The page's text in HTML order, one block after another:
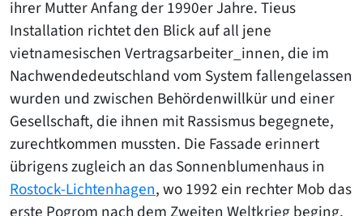
ihrer Mutter Anfang der 1990er Jahre. Tieus
Installation richtet den Blick auf all jene
vietnamesischen Vertragsarbeiter_innen, die im
Nachwendedeutschland vom System fallengelassen
wurden und zwischen Behördenwillkür und einer
Gesellschaft, die ihnen mit Rassismus begegnete,
zurechtkommen mussten. Die Fassade erinnert
übrigens zugleich an das Sonnenblumenhaus in
Rostock-Lichtenhagen, wo 1992 ein rechter Mob das